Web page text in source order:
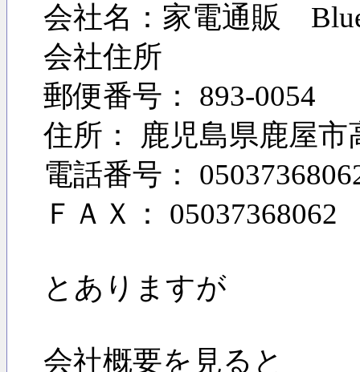
会社名：家電通販
会社住所
郵便番号： 893-0054
住所： 鹿児島県鹿屋
電話番号：
ＦＡＸ： 05037368062
とありますが
会社概要を見ると